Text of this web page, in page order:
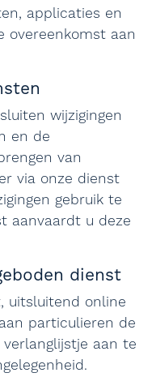
applicaties en
overeenkomst aan
wijzigingen
en de
van
via onze dienst
gebruik te
aanvaardt u deze
dienst
uitsluitend online
particulieren de
aan te